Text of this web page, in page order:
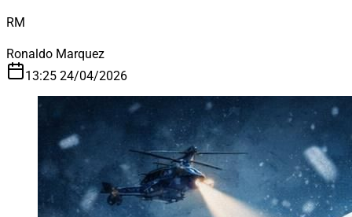
RM
Ronaldo Marquez
13:25 24/04/2026